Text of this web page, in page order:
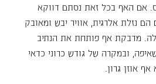
אם האף בכל זאת נסתם דווקא
הם נזלת אלרגית, אוויר יבש ומאובק
מדבקת אף פותחת את הנתיב
ובמקרה של גודש כרוני כדאי
אוזן גרון.